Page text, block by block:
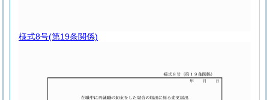
様式8号(第19条関係)